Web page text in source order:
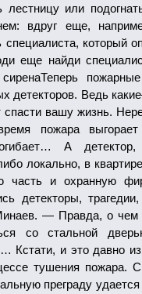
или
вдруг еще,
специалиста, который
еще найди
детекторов. Ведь
спасти вашу жизнь.
пожара выгорает
А
локально, в
часть и охранную
детекторы,
— Правда, о чем
со стальной
Кстати, и это давно
тушения пожара.
преграду